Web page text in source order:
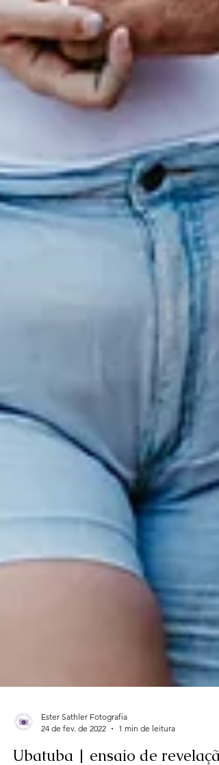
24 de fev. de 2022
1 min de leitura